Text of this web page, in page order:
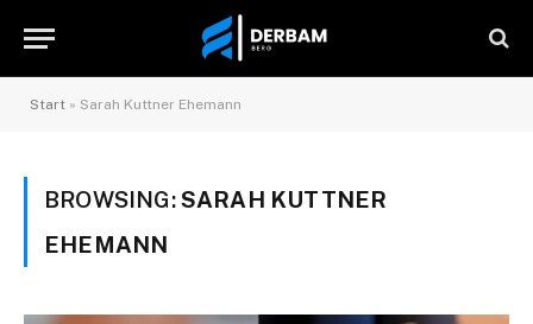
Start » Sarah Kuttner Ehemann
BROWSING:SARAH KUTTNER
EHEMANN